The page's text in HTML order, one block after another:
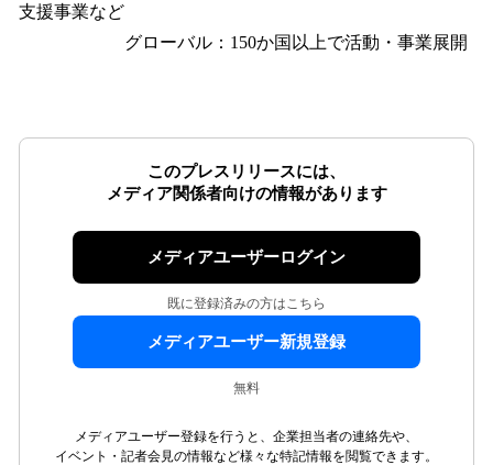
支援事業など
グローバル：150か国以上で活動・事業展開
このプレスリリースには、
メディア関係者向けの情報があります
メディアユーザーログイン
既に登録済みの方はこちら
メディアユーザー新規登録
無料
メディアユーザー登録を行うと、企業担当者の連絡先や、
イベント・記者会見の情報など様々な特記情報を閲覧できます。